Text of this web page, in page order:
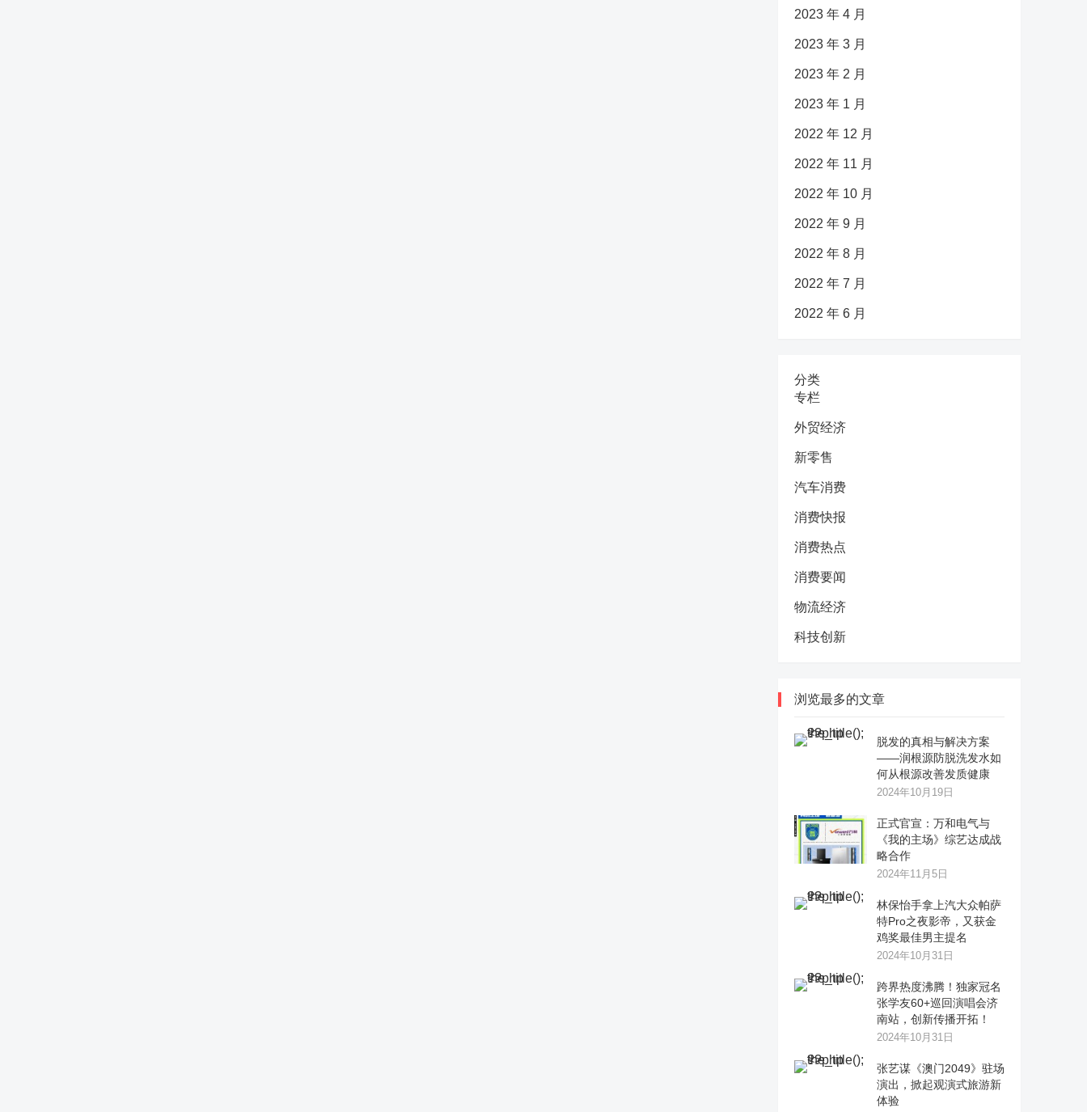
2023 年 4 月
2023 年 3 月
2023 年 2 月
2023 年 1 月
2022 年 12 月
2022 年 11 月
2022 年 10 月
2022 年 9 月
2022 年 8 月
2022 年 7 月
2022 年 6 月
分类
专栏
外贸经济
新零售
汽车消费
消费快报
消费热点
消费要闻
物流经济
科技创新
浏览最多的文章
脱发的真相与解决方案
——润根源防脱洗发水如
何从根源改善发质健康
2024年10月19日
正式官宣：万和电气与
《我的主场》综艺达成战
略合作
2024年11月5日
林保怡手拿上汽大众帕萨
特Pro之夜影帝，又获金
鸡奖最佳男主提名
2024年10月31日
跨界热度沸腾！独家冠名
张学友60+巡回演唱会济
南站，创新传播开拓！
2024年10月31日
张艺谋《澳门2049》驻场
演出，掀起观演式旅游新
体验